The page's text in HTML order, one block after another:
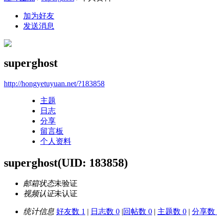
加为好友
发送消息
superghost
http://hongyetuyuan.net/?183858
主题
日志
分享
留言板
个人资料
superghost(UID: 183858)
邮箱状态未验证
视频认证未认证
统计信息 好友数 1 | 日志数 0 |回帖数 0 | 主题数 0 | 分享数